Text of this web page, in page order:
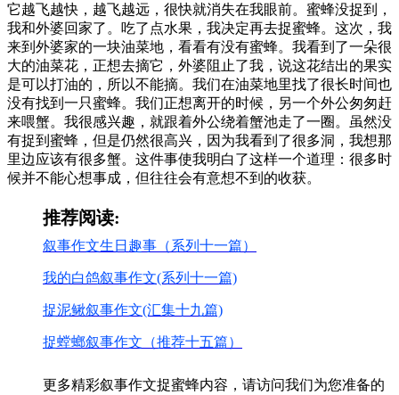
它越飞越快，越飞越远，很快就消失在我眼前。蜜蜂没捉到，
我和外婆回家了。吃了点水果，我决定再去捉蜜蜂。这次，我
来到外婆家的一块油菜地，看看有没有蜜蜂。我看到了一朵很
大的油菜花，正想去摘它，外婆阻止了我，说这花结出的果实
是可以打油的，所以不能摘。我们在油菜地里找了很长时间也
没有找到一只蜜蜂。我们正想离开的时候，另一个外公匆匆赶
来喂蟹。我很感兴趣，就跟着外公绕着蟹池走了一圈。虽然没
有捉到蜜蜂，但是仍然很高兴，因为我看到了很多洞，我想那
里边应该有很多蟹。这件事使我明白了这样一个道理：很多时
候并不能心想事成，但往往会有意想不到的收获。
推荐阅读:
叙事作文生日趣事（系列十一篇）
我的白鸽叙事作文(系列十一篇)
捉泥鳅叙事作文(汇集十九篇)
捉螳螂叙事作文（推荐十五篇）
更多精彩叙事作文捉蜜蜂内容，请访问我们为您准备的